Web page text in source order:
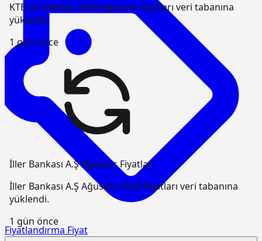
Fiyatlandırma Fiyat
KTB ve Vakıflar 2026 Ağustos Fiyatları veri tabanına
yüklendi.
1 gün önce
İller Bankası A.Ş Ağustos Fiyatları
İller Bankası A.Ş Ağustos 2026 Fiyatları veri tabanına
yüklendi.
1 gün önce